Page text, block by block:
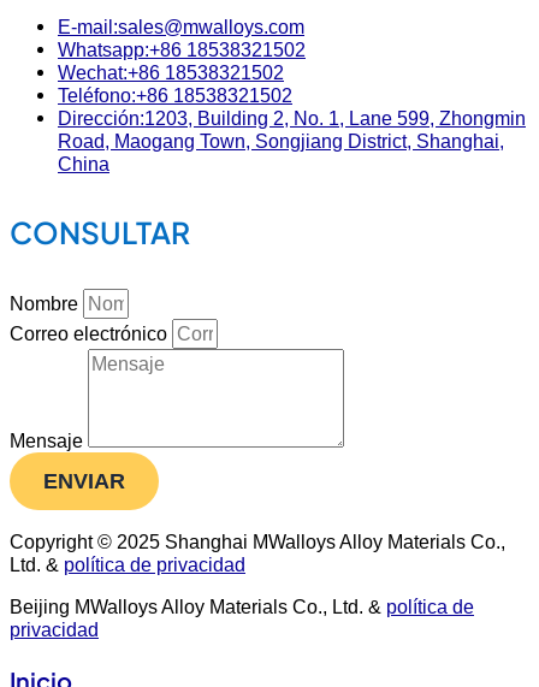
E-mail:sales@mwalloys.com
Whatsapp:+86 18538321502
Wechat:+86 18538321502
Teléfono:+86 18538321502
Dirección:1203, Building 2, No. 1, Lane 599, Zhongmin
Road, Maogang Town, Songjiang District, Shanghai,
China
CONSULTAR
Nombre
Correo electrónico
Mensaje
ENVIAR
Copyright © 2025 Shanghai MWalloys Alloy Materials Co.,
Ltd. & política de privacidad
Beijing MWalloys Alloy Materials Co., Ltd. & política de
privacidad
Inicio